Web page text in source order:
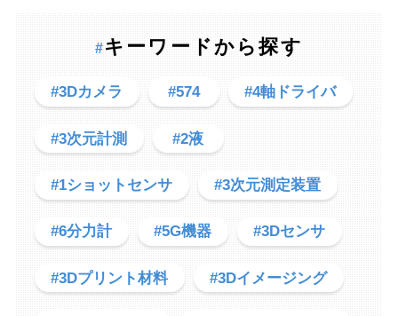
#キーワードから探す
#3Dカメラ #574 #4軸ドライバ
#3次元計測 #2液
#1ショットセンサ #3次元測定装置
#6分力計 #5G機器 #3Dセンサ
#3Dプリント材料 #3Dイメージング